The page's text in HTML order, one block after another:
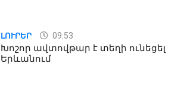
ԼՈՒՐԵՐ 09:53
Խոշոր ավտովթար է տեղի ունեցել
Երևանում